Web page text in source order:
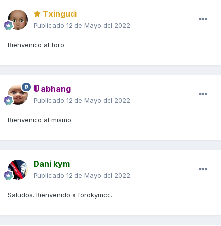
Txingudi
Publicado 12 de Mayo del 2022
Bienvenido al foro
abhang
Publicado 12 de Mayo del 2022
Bienvenido al mismo.
Dani kym
Publicado 12 de Mayo del 2022
Saludos. Bienvenido a forokymco.